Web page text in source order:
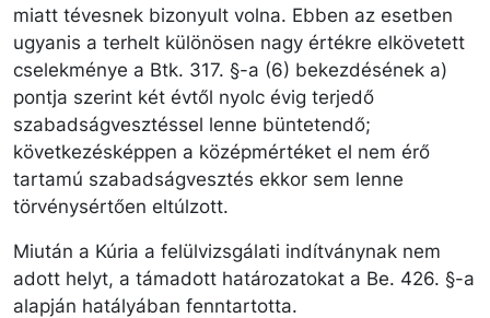
miatt tévesnek bizonyult volna. Ebben az esetben
ugyanis a terhelt különösen nagy értékre elkövetett
cselekménye a Btk. 317. §-a (6) bekezdésének a)
pontja szerint két évtől nyolc évig terjedő
szabadságvesztéssel lenne büntetendő;
következésképpen a középmértéket el nem érő
tartamú szabadságvesztés ekkor sem lenne
törvénysértően eltúlzott.
Miután a Kúria a felülvizsgálati indítványnak nem
adott helyt, a támadott határozatokat a Be. 426. §-a
alapján hatályában fenntartotta.